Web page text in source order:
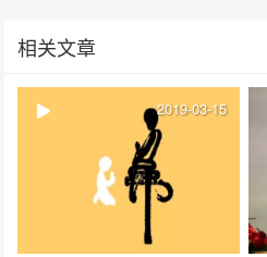
相关文章
2019-03-15